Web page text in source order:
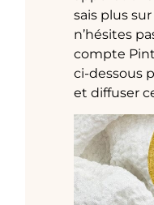
sais plus sur
n’hésites
compte
ci-dessous
et diffuser